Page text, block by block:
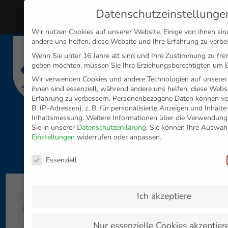
MENÜ
Disclaimer Impressum Datenschutz
02. Februar 2023
Zurück zur
Wir nutzen Cookies auf unserer Website. Einige von ihnen
andere uns helfen, diese Website und Ihre Erfahrung zu
Wenn Sie unter 16 Jahre alt sind und Ihre Zustimmung zu
geben möchten, müssen Sie Ihre Erziehungsberechtigten um
Wir verwenden Cookies und andere Technologien auf
ihnen sind essenziell, während andere uns helfen, diese
Erfahrung zu verbessern. Personenbezogene Daten können
B. IP-Adressen), z. B. für personalisierte Anzeigen und
Inhaltsmessung. Weitere Informationen über die
Sie in unserer Datenschutzerklärung. Sie können Ihre
Einstellungen widerrufen oder anpassen.
Datenschutzeinstellungen
Essenziell
Ich akzeptiere
Nur essenzielle Cookies